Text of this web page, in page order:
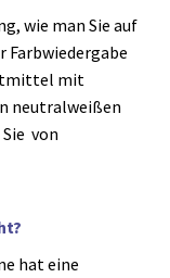
wie man Sie auf
mit
neutralweißen
von
hat eine